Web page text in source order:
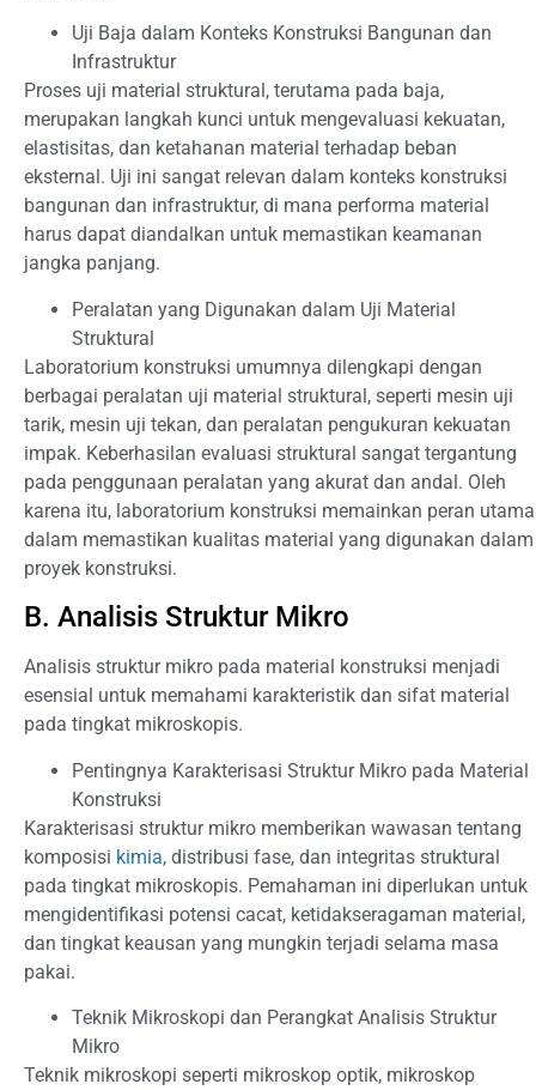
Uji Baja dalam Konteks Konstruksi Bangunan dan
Infrastruktur
Proses uji material struktural, terutama pada baja,
merupakan langkah kunci untuk mengevaluasi kekuatan,
elastisitas, dan ketahanan material terhadap beban
eksternal. Uji ini sangat relevan dalam konteks konstruksi
bangunan dan infrastruktur, di mana performa material
harus dapat diandalkan untuk memastikan keamanan
jangka panjang.
Peralatan yang Digunakan dalam Uji Material
Struktural
Laboratorium konstruksi umumnya dilengkapi dengan
berbagai peralatan uji material struktural, seperti mesin uji
tarik, mesin uji tekan, dan peralatan pengukuran kekuatan
impak. Keberhasilan evaluasi struktural sangat tergantung
pada penggunaan peralatan yang akurat dan andal. Oleh
karena itu, laboratorium konstruksi memainkan peran utama
dalam memastikan kualitas material yang digunakan dalam
proyek konstruksi.
B. Analisis Struktur Mikro
Analisis struktur mikro pada material konstruksi menjadi
esensial untuk memahami karakteristik dan sifat material
pada tingkat mikroskopis.
Pentingnya Karakterisasi Struktur Mikro pada Material
Konstruksi
Karakterisasi struktur mikro memberikan wawasan tentang
komposisi kimia, distribusi fase, dan integritas struktural
pada tingkat mikroskopis. Pemahaman ini diperlukan untuk
mengidentifikasi potensi cacat, ketidakseragaman material,
dan tingkat keausan yang mungkin terjadi selama masa
pakai.
Teknik Mikroskopi dan Perangkat Analisis Struktur
Mikro
Teknik mikroskopi seperti mikroskop optik, mikroskop